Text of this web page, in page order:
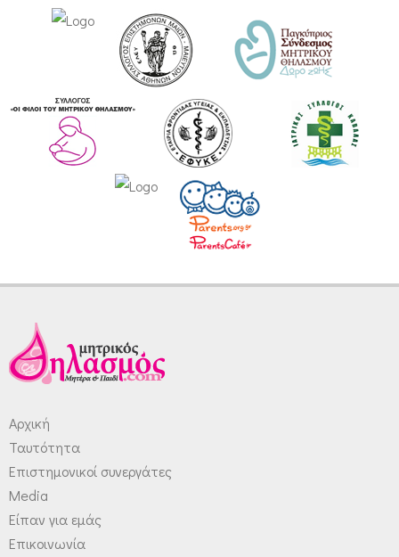
Αρχική
Ταυτότητα
Επιστημονικοί συνεργάτες
Media
Είπαν για εμάς
Επικοινωνία